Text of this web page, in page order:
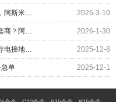
快速找到哈氏合金C276板棒无缝管焊材配套，阿斯米给您更多 2026-3-10
如何快速找到哈氏合金C276无缝管的现货配套商？阿斯米给您答案 2026-1-30
阿斯米合金：哈氏合金C276材质电磁流量计导电接地环交付 2025-12-8
单 2025-12-1